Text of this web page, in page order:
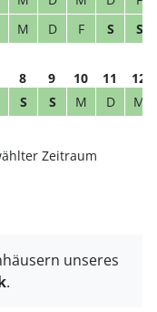
M D F S S
8 9 10 11
12
S S M D M
Zeitraum
unseres
.